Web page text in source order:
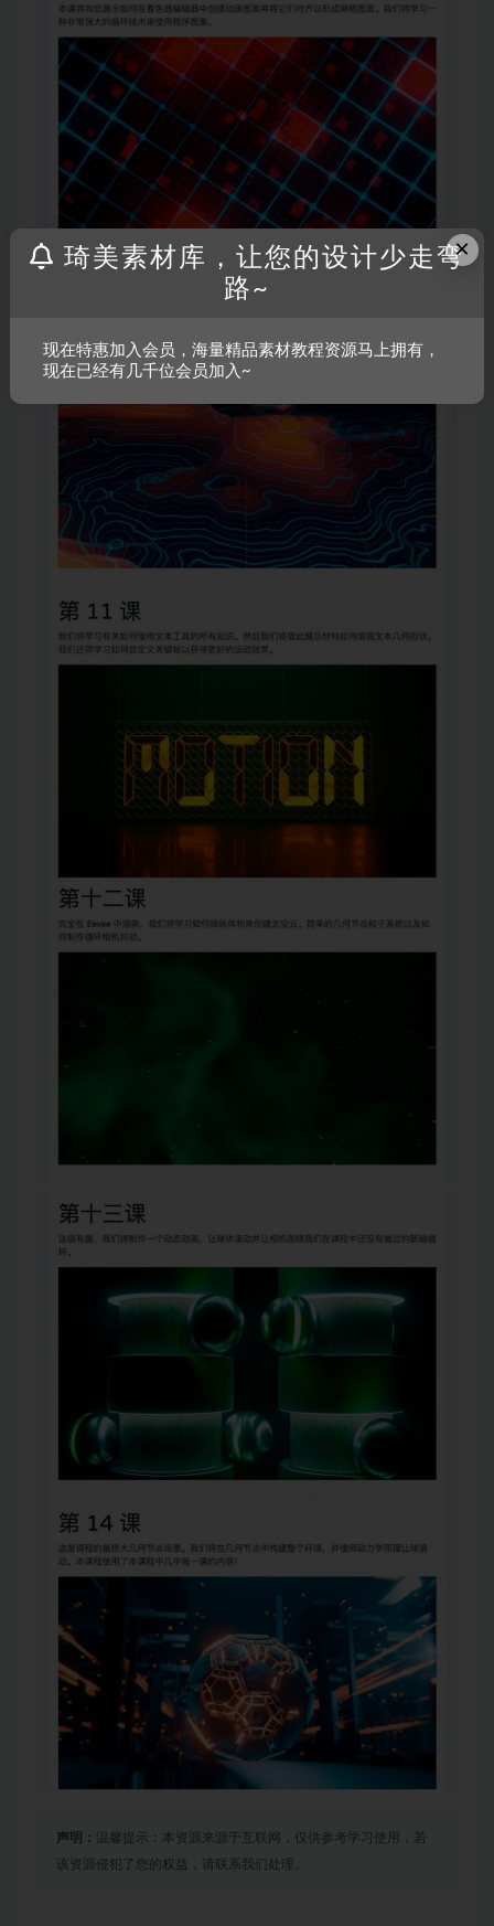
声明： 温馨提示：本资源来源于互联网，仅供参考学习使用，若
该资源侵犯了您的权益，请联系我们处理。
×
琦美素材库，让您的设计少走弯
路~
现在特惠加入会员，海量精品素材教程资源马上拥有，
现在已经有几千位会员加入~